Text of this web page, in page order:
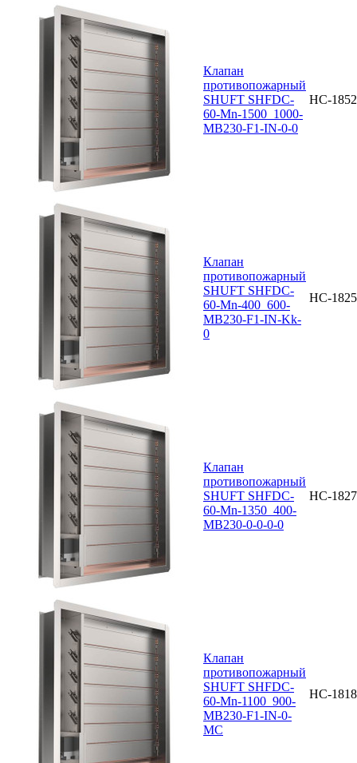
Клапан
противопожарный
SHUFT SHFDC-
60-Mn-1500_1000-
MB230-F1-IN-0-0
НС-
Клапан
противопожарный
SHUFT SHFDC-
60-Mn-400_600-
MB230-F1-IN-Kk-
0
НС-
Клапан
противопожарный
SHUFT SHFDC-
60-Mn-1350_400-
MB230-0-0-0-0
НС-
Клапан
противопожарный
SHUFT SHFDC-
60-Mn-1100_900-
MB230-F1-IN-0-
MC
НС-